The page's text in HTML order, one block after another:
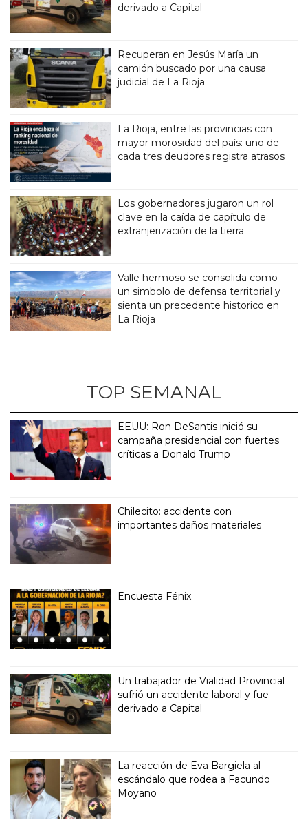
derivado a Capital
Recuperan en Jesús María un
camión buscado por una causa
judicial de La Rioja
La Rioja, entre las provincias con
mayor morosidad del país: uno de
cada tres deudores registra atrasos
Los gobernadores jugaron un rol
clave en la caída de capítulo de
extranjerización de la tierra
Valle hermoso se consolida como
un simbolo de defensa territorial y
sienta un precedente historico en
La Rioja
TOP SEMANAL
EEUU: Ron DeSantis inició su
campaña presidencial con fuertes
críticas a Donald Trump
Chilecito: accidente con
importantes daños materiales
Encuesta Fénix
Un trabajador de Vialidad Provincial
sufrió un accidente laboral y fue
derivado a Capital
La reacción de Eva Bargiela al
escándalo que rodea a Facundo
Moyano